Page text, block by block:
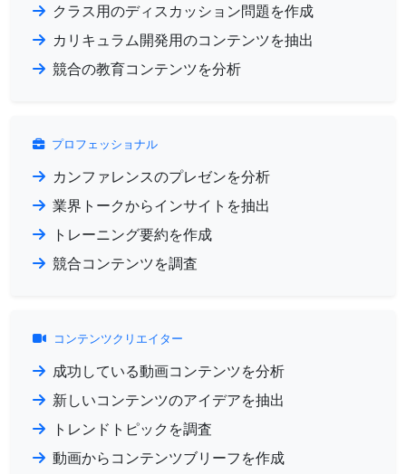
クラス用のディスカッション問題を作成
カリキュラム開発用のコンテンツを抽出
競合の教育コンテンツを分析
プロフェッショナル
カンファレンスのプレゼンを分析
業界トークからインサイトを抽出
トレーニング要約を作成
競合コンテンツを調査
コンテンツクリエイター
成功している動画コンテンツを分析
新しいコンテンツのアイデアを抽出
トレンドトピックを調査
動画からコンテンツブリーフを作成